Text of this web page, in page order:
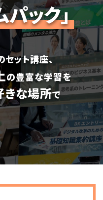
パック」
セット講座、
の豊富な学習を
きな場所で